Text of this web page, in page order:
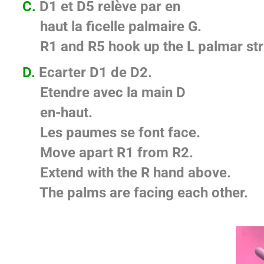
C. D1 et D5 relève par en­
haut la ficelle palmaire G.
R1 and R5 hook up the L palmar
D. Ecarter D1 de D2.
Etendre avec la main D
en-haut.
Les paumes se font face.
Move apart R1 from R2.
Extend with the R hand above.
The palms are facing each other.